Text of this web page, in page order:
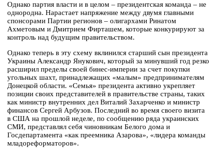
Однако партия власти и в целом – президентская команда – не
однородна. Нарастает напряжение между двумя главными
спонсорами Партии регионов – олигархами Ринатом
Ахметовым и Дмитрием Фирташем, которые конкурируют за
контроль над будущим правительством.
Однако теперь в эту схему вклинился старший сын президента
Украины Александр Янукович, который за минувший год резко
расширил пределы своей бинес-империи за счет покупки
угольных шахт, принадлежащих «малым» предпринимателям
Донецкой области. «Семья» президента активно укрепляет
позиции своих представителей в правительстве страны, таких
как министр внутренних дел Виталий Захарченко и министр
финансов Сергей Арбузов. Последний во время своего визита
в США на прошлой неделе, по сообщению ряда украинских
СМИ, представлял себя чиновникам Белого дома и
Госдепартамента «как преемника Азарова», «лидера команды
младореформаторов».